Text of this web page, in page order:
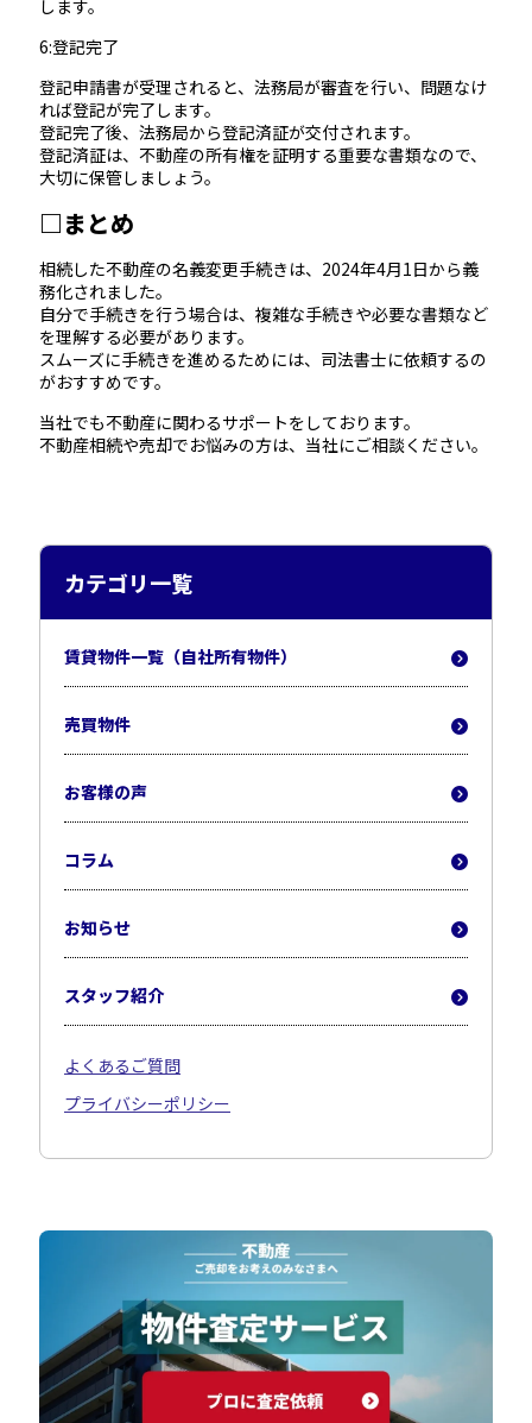
します。
6:登記完了
登記申請書が受理されると、法務局が審査を行い、問題なけ
れば登記が完了します。
登記完了後、法務局から登記済証が交付されます。
登記済証は、不動産の所有権を証明する重要な書類なので、
大切に保管しましょう。
□まとめ
相続した不動産の名義変更手続きは、2024年4月1日から義
務化されました。
自分で手続きを行う場合は、複雑な手続きや必要な書類など
を理解する必要があります。
スムーズに手続きを進めるためには、司法書士に依頼するの
がおすすめです。
当社でも不動産に関わるサポートをしております。
不動産相続や売却でお悩みの方は、当社にご相談ください。
カテゴリ一覧
賃貸物件一覧（自社所有物件）
売買物件
お客様の声
コラム
お知らせ
スタッフ紹介
よくあるご質問
プライバシーポリシー